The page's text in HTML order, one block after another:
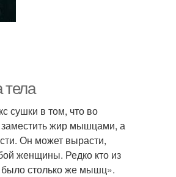
сушки в том, что во
заместить жир мышцами, а
Он может вырасти,
женщины. Редко кто из
было столько же мышц».